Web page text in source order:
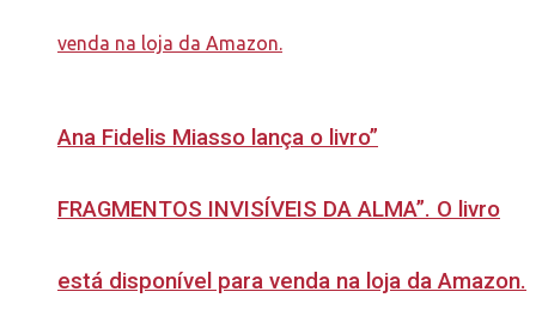
Ana Fidelis Miasso lança o livro”
FRAGMENTOS INVISÍVEIS DA ALMA”. O livro
está disponível para venda na loja da Amazon.